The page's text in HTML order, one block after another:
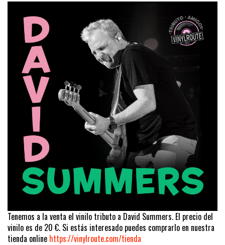
Tenemos a la venta el vinilo tributo a David Summers. El precio del
vinilo es de 20 €. Si estás interesado puedes comprarlo en nuestra
tienda online https://vinylroute.com/tienda